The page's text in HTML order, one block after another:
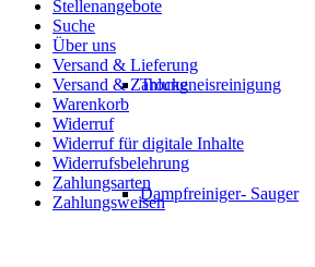
Trockeneisreinigung
Dampfreiniger- Sauger
Stellenangebote
Suche
Über uns
Versand & Lieferung
Versand & Zahlung
Warenkorb
Widerruf
Widerruf für digitale Inhalte
Widerrufsbelehrung
Zahlungsarten
Zahlungsweisen